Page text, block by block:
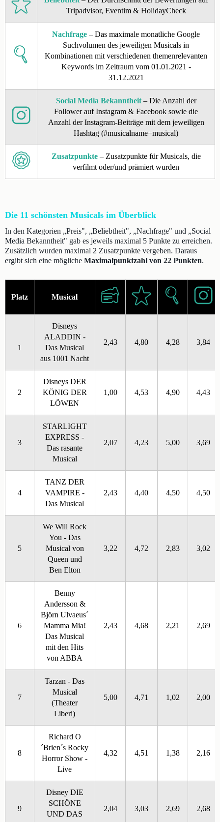
Tripadvisor, Eventim & HolidayCheck
Nachfrage – Das maximale monatliche Google
Suchvolumen des jeweiligen Musicals in
Kombinationen mit verschiedenen themenrelevanten
Keywords im Zeitraum vom 01.01.2021 -
31.12.2021
Social Media Bekanntheit – Die Anzahl der
Follower auf Instagram & Facebook sowie die
Anzahl der Instagram-Beiträge mit dem jeweiligen
Hashtag (#musicalname+musical)
Zusatzpunkte– Zusatzpunkte für Musicals, die
verfilmt oder/und prämiert wurden
Die 11 schönsten Musicals im Überblick
In den Kategorien „Preis", „Beliebtheit", „Nachfrage" und „Social
Media Bekanntheit" gab es jeweils maximal 5 Punkte zu erreichen.
Zusätzlich wurden maximal 2 Zusatzpunkte vergeben. Daraus
ergibt sich eine mögliche Maximalpunktzahl von 22 Punkten.
Platz Musical
1
Disneys
ALADDIN -
Das Musical
aus 1001 Nacht
2,43 4,80 4,28 3,84
2
Disneys DER
KÖNIG DER
LÖWEN
1,00 4,53 4,90 4,43
3
STARLIGHT
EXPRESS -
Das rasante
Musical
2,07 4,23 5,00 3,69
4
TANZ DER
VAMPIRE -
Das Musical
2,43 4,40 4,50 4,50
5
We Will Rock
You - Das
Musical von
Queen und
Ben Elton
3,22 4,72 2,83 3,02
6
Benny
Andersson &
Björn Ulvaeus´
Mamma Mia!
Das Musical
mit den Hits
von ABBA
2,43 4,68 2,21 2,69
7
Tarzan - Das
Musical
(Theater
Liberi)
5,00 4,71 1,02 2,00
8
Richard O
´Brien´s Rocky
Horror Show -
Live
4,32 4,51 1,38 2,16
9
Disney DIE
SCHÖNE
UND DAS
2,04 3,03 2,69 2,68